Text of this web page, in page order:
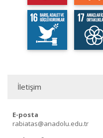
İletişim
E-posta
rabiatas@anadolu.edu.tr